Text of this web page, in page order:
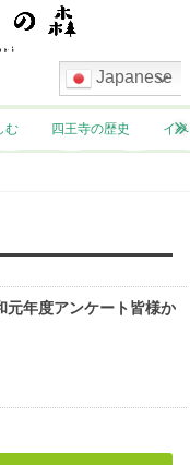
Japanese
む 四王寺の歴史 イ
元年度アンケート皆様か